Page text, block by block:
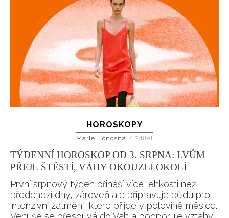
HOROSKOPY
Marie Honosná / Sdílet
TÝDENNÍ HOROSKOP OD 3. SRPNA: LVŮM
PŘEJE ŠTĚSTÍ, VÁHY OKOUZLÍ OKOLÍ
První srpnový týden přináší více lehkosti než
předchozí dny, zároveň ale připravuje půdu pro
intenzivní zatmění, které přijde v polovině měsíce.